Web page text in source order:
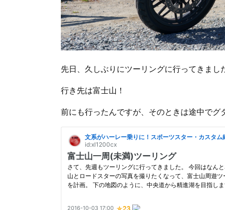
先日、久しぶりにツーリングに行ってきまし
行き先は富士山！
前にも行ったんですが、そのときは途中でグ